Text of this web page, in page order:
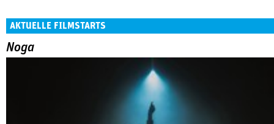
AKTUELLE FILMSTARTS
Noga